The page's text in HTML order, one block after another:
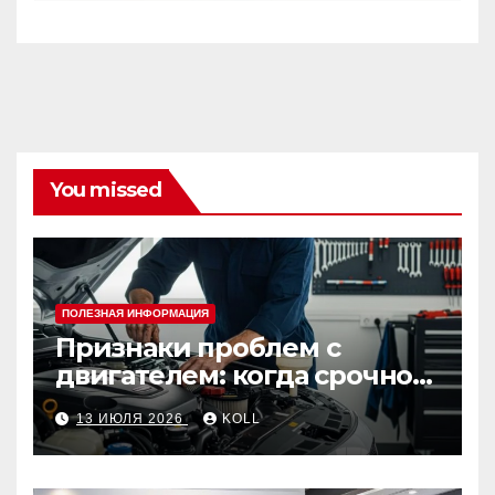
You missed
ПОЛЕЗНАЯ ИНФОРМАЦИЯ
Признаки проблем с
двигателем: когда срочно
ехать в сервис
13 ИЮЛЯ 2026 KOLL